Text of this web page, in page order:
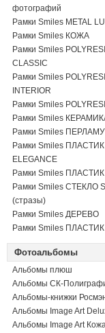
фотографий
Рамки Smiles METAL
Рамки Smiles КОЖА
Рамки Smiles
CLASSIC
Рамки Smiles
INTERIOR
Рамки Smiles
Рамки Smiles
Рамки Smiles
Рамки Smiles ПЛАСТИК
ELEGANCE
Рамки Smiles ПЛАСТИК
Рамки Smiles СТЕКЛО
(стразы)
Рамки Smiles ДЕРЕВО
Рамки Smiles ПЛАСТИК
Фотоальбомы
Альбомы плюш
Альбомы СК-
Альбомы-книжки
Альбомы Image Art
Альбомы Image Art